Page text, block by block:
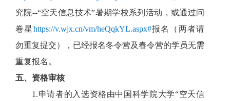
究院--“空天信息技术”暑期学校系列活动，或通过问
卷星 https://v.wjx.cn/vm/heQqkYL.aspx#报名（两者请
勿重复提交），已经报名冬令营及春令营的学员无需
重复报名。
五、资格审核
1.申请者的入选资格由中国科学院大学“空天信